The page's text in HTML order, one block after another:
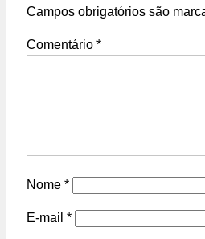
Campos obrigatórios são
Comentário *
Nome *
E-mail *